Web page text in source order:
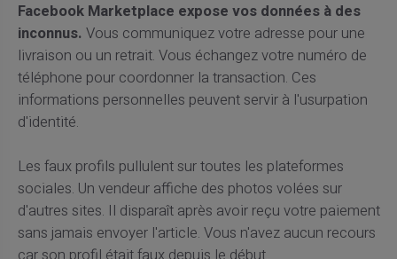
Facebook Marketplace expose vos données à des
inconnus. Vous communiquez votre adresse pour une
livraison ou un retrait. Vous échangez votre numéro de
téléphone pour coordonner la transaction. Ces
informations personnelles peuvent servir à l'usurpation
d'identité.
Les faux profils pullulent sur toutes les plateformes
sociales. Un vendeur affiche des photos volées sur
d'autres sites. Il disparaît après avoir reçu votre paiement
sans jamais envoyer l'article. Vous n'avez aucun recours